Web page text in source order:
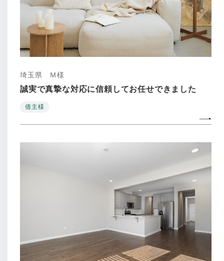
埼玉県 Ｍ様
誠実で真摯な対応に信頼してお任せできました
借主様